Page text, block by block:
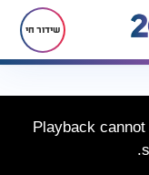
שידור חי
Playback